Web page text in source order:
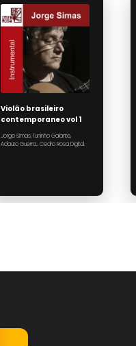
Violão brasileiro
contemporaneo vol 1
Jorge Simas, Tuninho Galante,